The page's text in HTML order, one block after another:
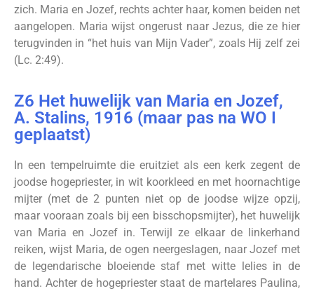
zich. Maria en Jozef, rechts achter haar, komen beiden net
aangelopen. Maria wijst ongerust naar Jezus, die ze hier
terugvinden in “het huis van Mijn Vader”, zoals Hij zelf zei
(Lc. 2:49).
Z6 Het huwelijk van Maria en Jozef,
A. Stalins, 1916 (maar pas na WO I
geplaatst)
In een tempelruimte die eruitziet als een kerk zegent de
joodse hogepriester, in wit koorkleed en met hoornachtige
mijter (met de 2 punten niet op de joodse wijze opzij,
maar vooraan zoals bij een bisschopsmijter), het huwelijk
van Maria en Jozef in. Terwijl ze elkaar de linkerhand
reiken, wijst Maria, de ogen neergeslagen, naar Jozef met
de legendarische bloeiende staf met witte lelies in de
hand. Achter de hogepriester staat de martelares Paulina,